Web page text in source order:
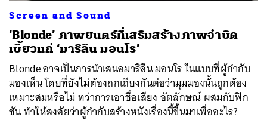
Screen and Sound
‘Blonde’ ภาพยนตร์ที่เสริมสร้างภาพจำบิด
เบี้ยวแก่ ‘มาริลีน มอนโร’
Blonde อาจเป็นการนำเสนอมาริลีน มอนโร ในแบบที่ผู้กำกับ
มองเห็น โดยที่ยังไม่ต้องถกเถียงกันต่อว่ามุมมองนั้นถูกต้อง
เหมาะสมหรือไม่ ทว่าการเอาชื่อเสียง อัตลักษณ์ ผสมกับฟิก
ชัน ทำให้สงสัยว่าผู้กำกับสร้างหนังเรื่องนี้ขึ้นมาเพื่ออะไร?